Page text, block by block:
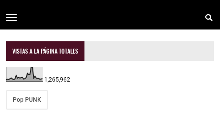
VISTAS A LA PÁGINA TOTALES
1,265,962
Pop PUNK